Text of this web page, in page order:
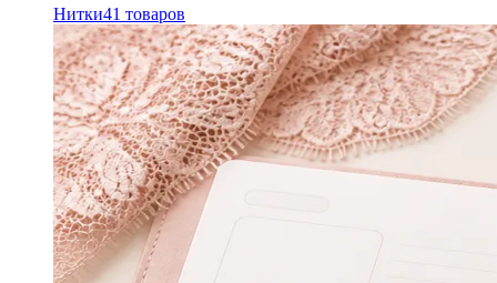
Нитки41 товаров